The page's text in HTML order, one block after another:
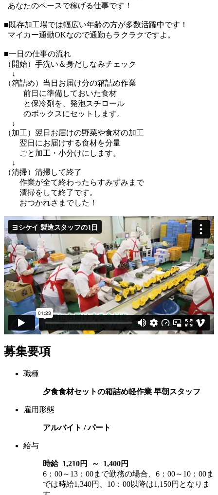
あなたのペースで稼げる仕事です！
■既存加工場では幅広い年齢の方が多数活躍中です！
マイカー通勤OKなので通勤もラクラクですよ。
■一日の仕事の流れ
（開始）手洗い＆身だしなみチェック
↓
（箱詰め）当日お届け分の箱詰め作業
前日に準備しておいた食材
と保冷剤を、発泡スチロール
のボックスにセットします。
↓
（加工）翌日お届けの野菜や食材の加工
翌日にお届けする食材を分量
ごと加工・小分けにします。
↓
（清掃）清掃して終了
作業が全て終わったらすみずみまで
清掃をして終了です。
おつかれさまでした！
募集要項
職種
夕食食材セットの箱詰め軽作業 早朝スタッフ
雇用形態
アルバイト / パート
給与
時給 1,210円 ～ 1,400円
6：00～13：00まで勤務の場合、6：00～10：00ま
では時給1,340円、10：00以降は1,150円となりま